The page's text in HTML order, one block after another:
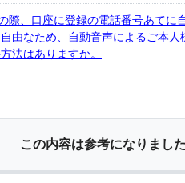
際、口座に登録の電話番号あてに
由なため、自動音声によるご本人
法はありますか。
この内容は参考になりまし